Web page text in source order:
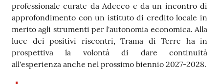
professionale curate da Adecco e da un incontro di
approfondimento con un istituto di credito locale in
merito agli strumenti per l'autonomia economica. Alla
luce dei positivi riscontri, Trama di Terre ha in
prospettiva la volontà di dare continuità
all'esperienza anche nel prossimo biennio 2027-2028.